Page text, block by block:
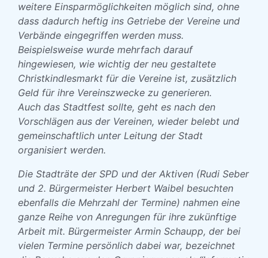
weitere Einsparmöglichkeiten möglich sind, ohne
dass dadurch heftig ins Getriebe der Vereine und
Verbände eingegriffen werden muss.
Beispielsweise wurde mehrfach darauf
hingewiesen, wie wichtig der neu gestaltete
Christkindlesmarkt für die Vereine ist, zusätzlich
Geld für ihre Vereinszwecke zu generieren.
Auch das Stadtfest sollte, geht es nach den
Vorschlägen aus der Vereinen, wieder belebt und
gemeinschaftlich unter Leitung der Stadt
organisiert werden.
Die Stadträte der SPD und der Aktiven (Rudi Seber
und 2. Bürgermeister Herbert Waibel besuchten
ebenfalls die Mehrzahl der Termine) nahmen eine
ganze Reihe von Anregungen für ihre zukünftige
Arbeit mit. Bürgermeister Armin Schaupp, der bei
vielen Termine persönlich dabei war, bezeichnet